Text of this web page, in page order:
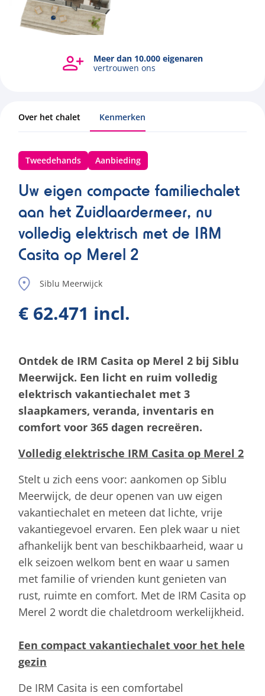
Meer dan 10.000 eigenaren
vertrouwen ons
Over het chalet Kenmerken
Tweedehands Aanbieding
Uw eigen compacte familiechalet
aan het Zuidlaardermeer, nu
volledig elektrisch met de IRM
Casita op Merel 2
Siblu Meerwijck
€ 62.471 incl.
Ontdek de IRM Casita op Merel 2 bij Siblu
Meerwijck. Een licht en ruim volledig
elektrisch vakantiechalet met 3
slaapkamers, veranda, inventaris en
comfort voor 365 dagen recreëren.
Volledig elektrische IRM Casita op Merel 2
Stelt u zich eens voor: aankomen op Siblu
Meerwijck, de deur openen van uw eigen
vakantiechalet en meteen dat lichte, vrije
vakantiegevoel ervaren. Een plek waar u niet
afhankelijk bent van beschikbaarheid, waar u
elk seizoen welkom bent en waar u samen
met familie of vrienden kunt genieten van
rust, ruimte en comfort. Met de IRM Casita op
Merel 2 wordt die chaletdroom werkelijkheid.
Een compact vakantiechalet voor het hele
gezin
De IRM Casita is een comfortabel